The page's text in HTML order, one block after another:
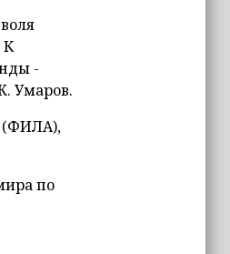
К
-
Умаров.
(ФИЛА),
по